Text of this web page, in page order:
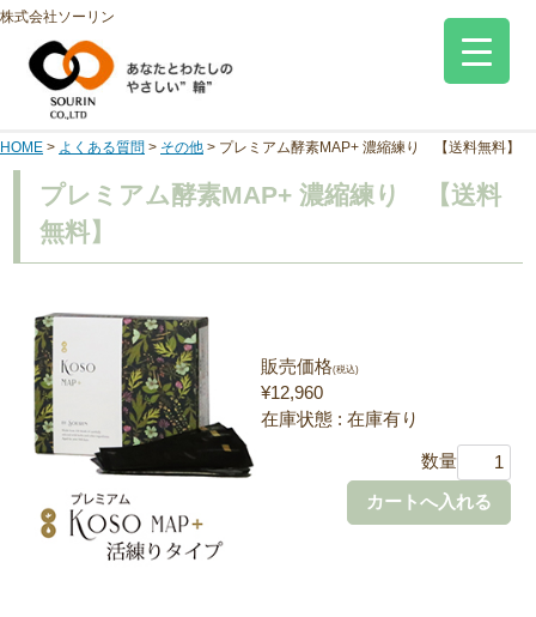
株式会社ソーリン
HOME > よくある質問 > その他 > プレミアム酵素MAP+ 濃縮練り 【送料無料】
プレミアム酵素MAP+ 濃縮練り 【送料
無料】
販売価格(税込)
¥12,960
在庫状態 : 在庫有り
数量